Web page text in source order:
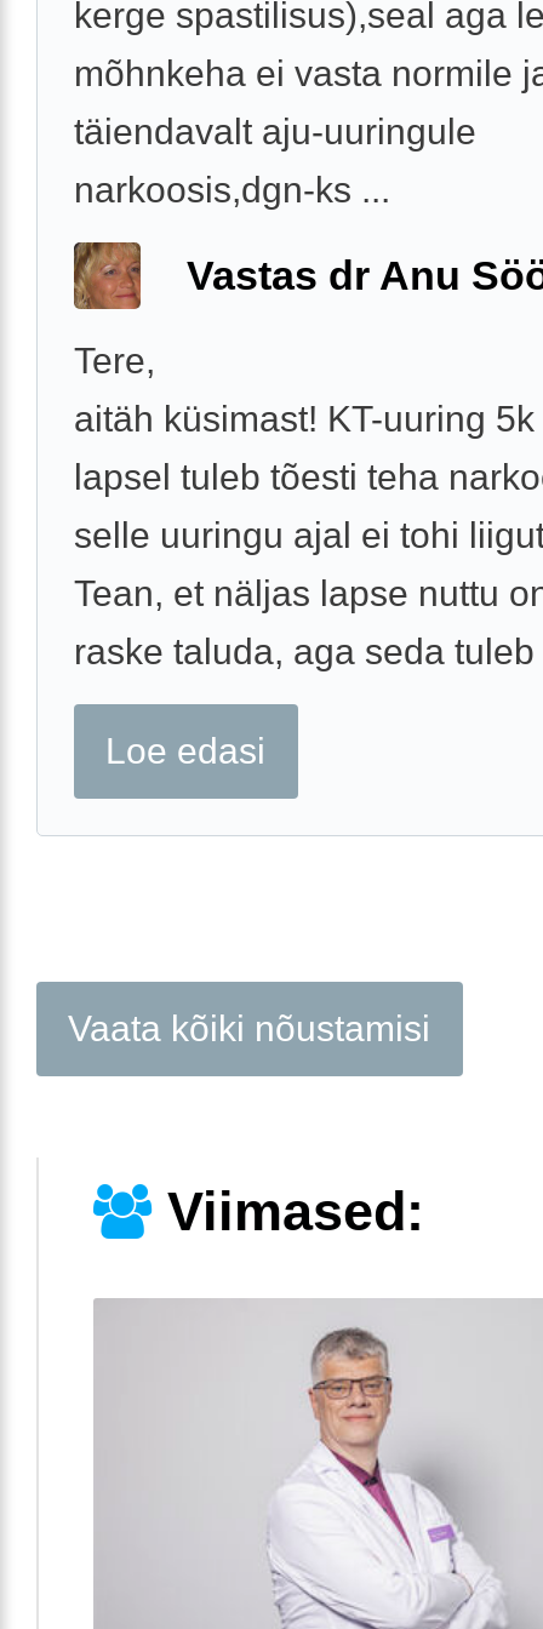
kerge spastilisus),seal aga
mõhnkeha ei vasta normile
täiendavalt aju-uuringule
narkoosis,dgn-ks ...
Vastas dr Anu
Tere,
aitäh küsimast! KT-uuring
lapsel tuleb tõesti teha
selle uuringu ajal ei tohi
Tean, et näljas lapse nuttu
raske taluda, aga seda
Loe edasi
Vaata kõiki nõustamisi
Viimased: